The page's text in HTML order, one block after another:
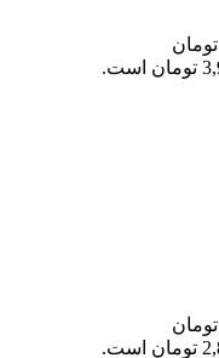
قیمت اصلی 4,000,000 تومان
قیمت اصلی 2,900,000 تومان